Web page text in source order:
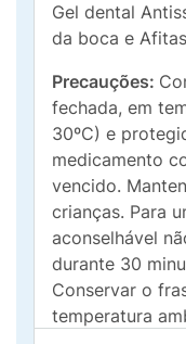
Gel dental
da boca e
Precauções:
fechada, em
30ºC) e
medicamento
vencido.
crianças. Para
aconselhável
durante 30
Conservar o
temperatura